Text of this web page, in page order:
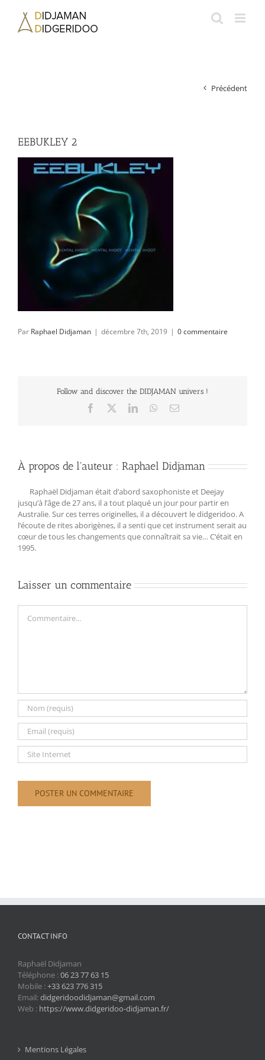
contenu
Précédent
EEBUKLEY 2
Par Raphael Didjaman | décembre 7th, 2019 | 0 commentaire
Follow and discover the DIDJAMAN univers !
Facebook LinkedInWhatsApp
Email
À propos de l'auteur : Raphael Didjaman
Raphaël Didjaman était d’abord saxophoniste et Deejay
jusqu’à l’âge de 27 ans, il a tout plaqué un jour pour partir en
Australie. Sur ces terres originelles, il a découvert le didgeridoo. A
l‘écoute de rites aborigènes, il a senti que cet instrument serait au
cœur de tous les changements que connaîtrait sa vie… C‘était en
1995.
Laisser un commentaire
CONTACT INFO
Raphaël Didjaman
Téléphone :06 23 77 63 15
Mobile :+33 623 776 315
Email:didgeridoodidjaman@gmail.com
Web : https://www.didgeridoo-didjaman.fr/
Mentions Légales